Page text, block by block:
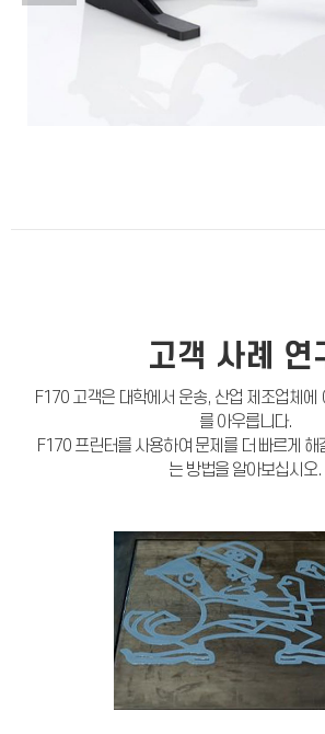
고객 사례 연
F170 고객은 대학에서 운송, 산업 제조업체에
를 아우릅니다.
F170 프린터를 사용하여 문제를 더 빠르게
는 방법을 알아보십시오.